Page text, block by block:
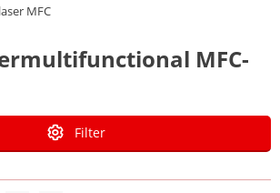
MFC
MFC-
Filter